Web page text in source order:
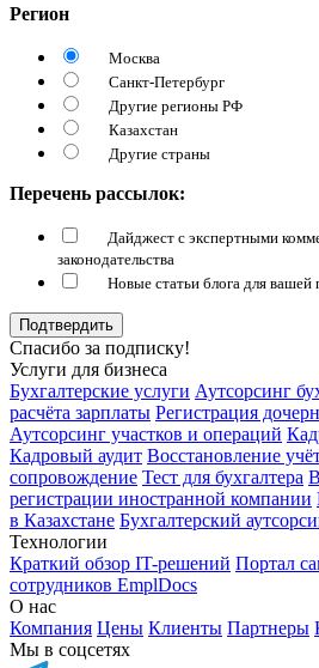
Регион
Москва
Санкт-Петербург
Другие регионы РФ
Казахстан
Другие страны
Перечень рассылок:
Дайджест с экспертными
законодательства
Новые статьи блога для
Подтвердить
Спасибо за подписку!
Услуги для бизнеса
Бухгалтерские услуги Аутсорсинг
расчёта зарплаты Регистрация
Аутсорсинг участков и операций
Кадровый аудит Восстановление
сопровождение Тест для бухгалтера
регистрации иностранной компании
в Казахстане Бухгалтерский
Технологии
Краткий обзор IT-решений Портал
сотрудников EmplDocs
О нас
Компания Цены Клиенты Партнеры
Мы в соцсетях